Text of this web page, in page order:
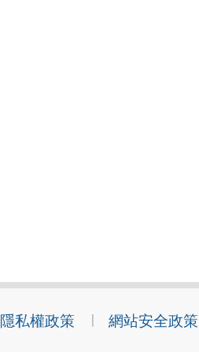
隱私權政策 網站安全政策